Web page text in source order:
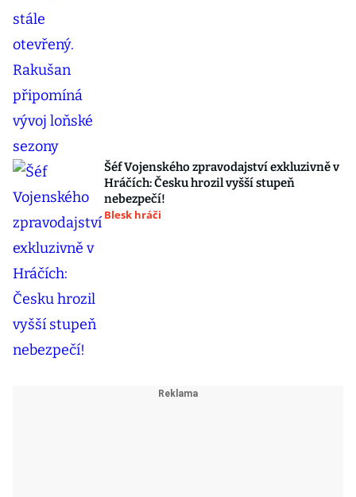
Šéf Vojenského zpravodajství exkluzivně v
Hráčích: Česku hrozil vyšší stupeň
nebezpečí!
Blesk hráči